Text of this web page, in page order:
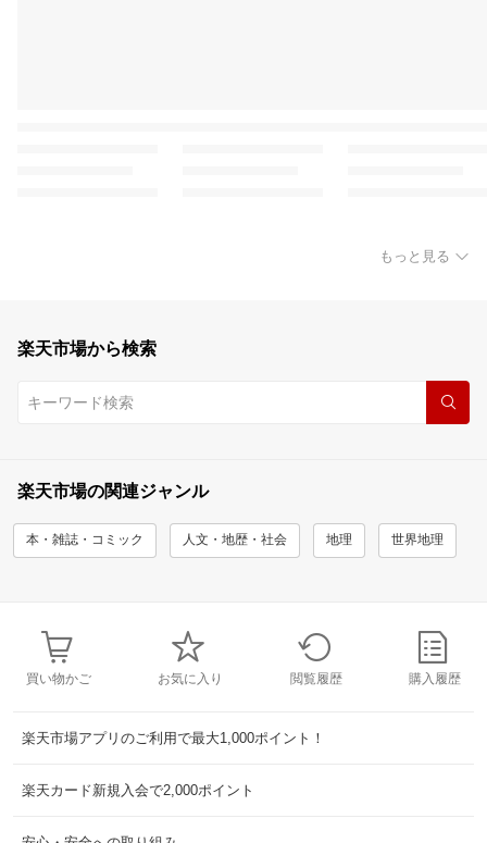
もっと見る
楽天市場から検索
楽天市場の関連ジャンル
本・雑誌・コミック 人文・地歴・社会 地理 世界地理
買い物かご お気に入り 閲覧履歴 購入履歴
楽天市場アプリのご利用で最大1,000ポイント！
楽天カード新規入会で2,000ポイント